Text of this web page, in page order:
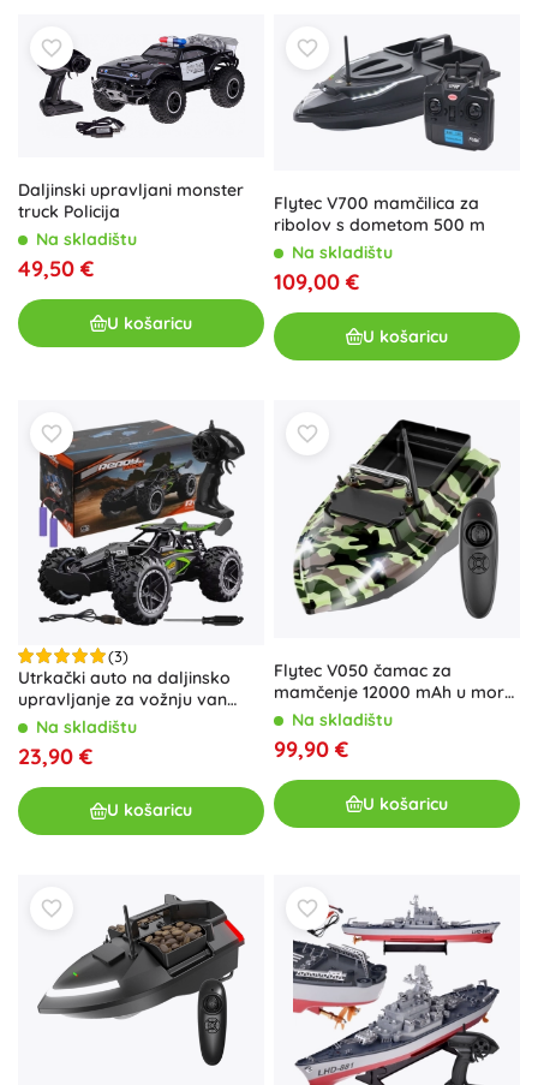
Daljinski upravljani monster
truck Policija
Na skladištu
49,50 €
U košaricu
Flytec V700 mamčilica za
ribolov s dometom 500 m
Na skladištu
109,00 €
U košaricu
(3)
Utrkački auto na daljinsko
upravljanje za vožnju van
terena
Na skladištu
23,90 €
U košaricu
Flytec V050 čamac za
mamčenje 12000 mAh u moro
kamuflaži
Na skladištu
99,90 €
U košaricu